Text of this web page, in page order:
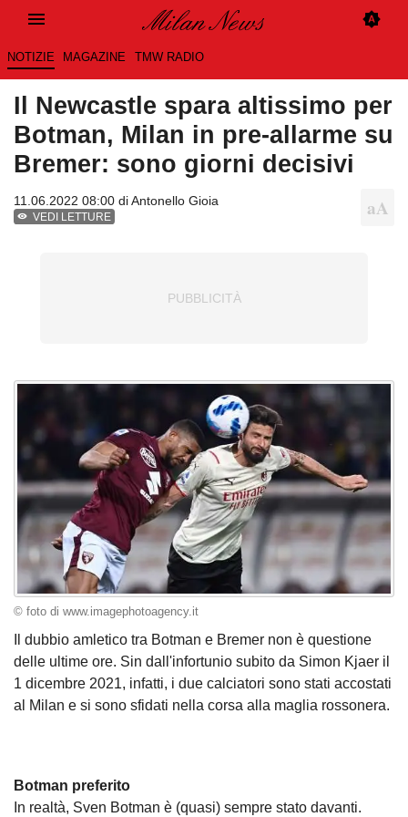
NOTIZIE MAGAZINE TMW RADIO
Il Newcastle spara altissimo per
Botman, Milan in pre-allarme su
Bremer: sono giorni decisivi
11.06.2022 08:00 diAntonello Gioia
VEDI LETTURE
© foto di www.imagephotoagency.it
Il dubbio amletico tra Botman e Bremer non è questione
delle ultime ore. Sin dall'infortunio subito da Simon Kjaer il
1 dicembre 2021, infatti, i due calciatori sono stati accostati
al Milan e si sono sfidati nella corsa alla maglia rossonera.
Botman preferito
In realtà, Sven Botman è (quasi) sempre stato davanti.